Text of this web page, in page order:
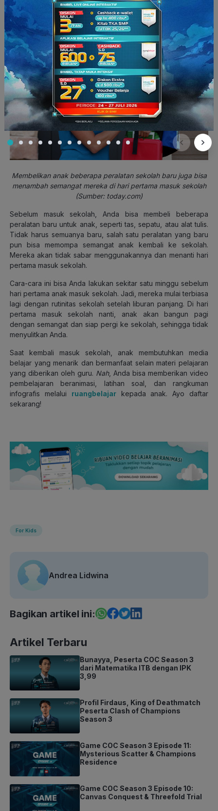
4. Mempersiapkan peralatan sekolah
yang baru untuk anak
Membelikan anak beberapa peralatan sekolah baru juga bisa
menambah semangat mereka di hari pertama masuk sekolah
(Sumber: today.com)
Sebelum masuk sekolah, Anda bisa membeli beberapa
peralatan baru untuk anak, seperti tas, sepatu, atau alat tulis.
Tidak harus semuanya baru, salah satu peralatan yang baru
pun bisa memompa semangat anak kembali ke sekolah.
Mereka akan tidak sabar menggunakannya dan menanti hari
pertama masuk sekolah.
Cara-cara ini bisa Anda lakukan sekitar satu minggu sebelum
hari pertama anak masuk sekolah. Jadi, mereka mulai terbiasa
lagi dengan rutinitas sekolah setelah liburan panjang. Di hari
pertama masuk sekolah nanti, anak akan bangun pagi
dengan semangat dan siap pergi ke sekolah, sehingga tidak
menyulitkan Anda.
Saat kembali masuk sekolah, anak membutuhkan media
belajar yang menarik dan bermanfaat selain materi pelajaran
yang diberikan oleh guru. Nah, Anda bisa memberikan video
pembelajaran beranimasi, latihan soal, dan rangkuman
infografis melalui ruangbelajarkepada anak. Ayo daftar
sekarang!
For Kids
Andrea Lidwina
Bagikan artikel ini:
Artikel Terbaru
Bunayya, Peserta COC Season 3
dari Matematika ITB dengan IPK
3,99
Profil Firdaus, King of Deathmatch
Peserta Clash of Champions
Season 3
Game COC Season 3 Episode 11:
Mysterious Scatter & Champions
Residence
Game COC Season 3 Episode 10:
Canvas Conquest & Threefold Trial